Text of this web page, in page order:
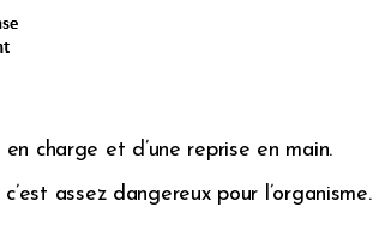
charge et d’une reprise en main.
assez dangereux pour l’organisme.